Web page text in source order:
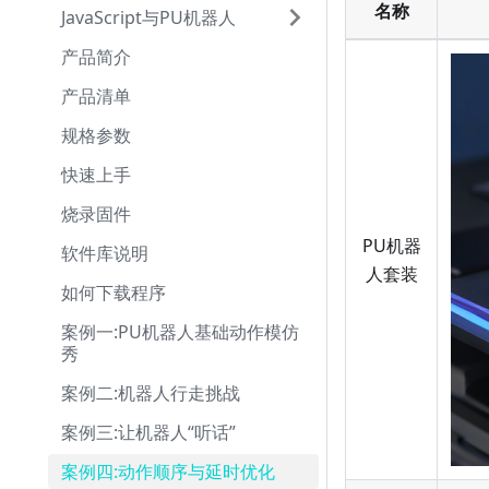
JavaScript与PU机器人
产品简介
产品清单
规格参数
快速上手
烧录固件
软件库说明
如何下载程序
案例一:PU机器人基础动作模仿
秀
案例二:机器人行走挑战
案例三:让机器人“听话”
案例四:动作顺序与延时优化
名称
PU机器
人套装